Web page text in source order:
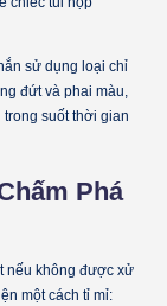
sử dụng loại chỉ
đứt và phai màu,
suốt thời gian
Phá
nếu không được xử
một cách tỉ mỉ: